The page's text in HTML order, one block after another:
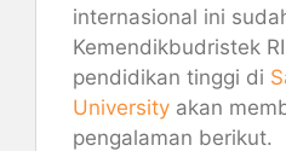
internasional ini
Kemendikbudristek
pendidikan tinggi di
University akan
pengalaman berikut.